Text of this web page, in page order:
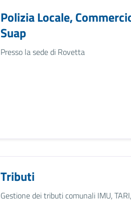
Polizia Locale,
Suap
Presso la sede di Rovetta
Tributi
Gestione dei tributi comunali IMU, TARI,